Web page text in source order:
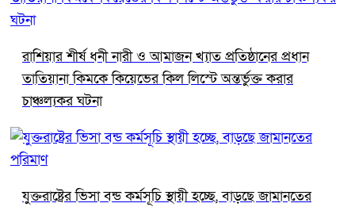
রাশিয়ার শীর্ষ ধনী নারী ও আমাজন খ্যাত প্রতিষ্ঠানের প্রধান
তাতিয়ানা কিমকে কিয়েভের কিল লিস্টে অন্তর্ভুক্ত করার
চাঞ্চল্যকর ঘটনা
যুক্তরাষ্ট্রের ভিসা বন্ড কর্মসূচি স্থায়ী হচ্ছে, বাড়ছে জামানতের